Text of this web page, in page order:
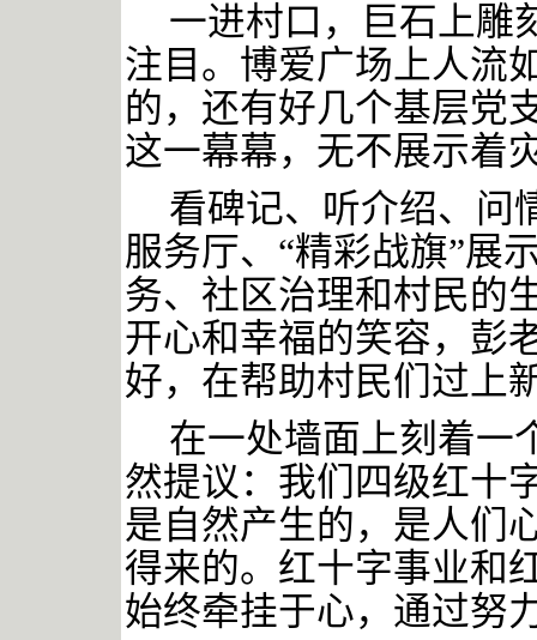
一进村口，巨石上雕
注目。博爱广场上人流
的，还有好几个基层党
这一幕幕，无不展示着
看碑记、听介绍、问
服务厅、 “精彩战旗”展
务、社区治理和村民的
开心和幸福的笑容，彭
好，在帮助村民们过上
在一处墙面上刻着一
然提议：我们四级红十
是自然产生的，是人们
得来的。红十字事业和
始终牵挂于心，通过努